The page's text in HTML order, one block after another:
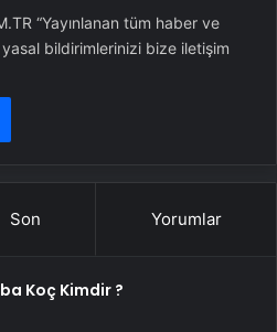
“Yayınlanan tüm haber ve
bildirimlerinizi bize iletişim
Son Yorumlar
Koç Kimdir ?